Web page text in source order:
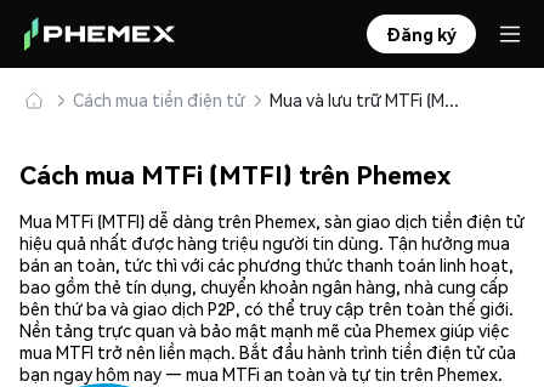
Đăng ký
Cách mua tiền điện tử Mua và lưu trữ MTFi (MTFI) an toàn
Cách mua MTFi (MTFI) trên Phemex
Mua MTFi (MTFI) dễ dàng trên Phemex, sàn giao dịch tiền điện tử
hiệu quả nhất được hàng triệu người tin dùng. Tận hưởng mua
bán an toàn, tức thì với các phương thức thanh toán linh hoạt,
bao gồm thẻ tín dụng, chuyển khoản ngân hàng, nhà cung cấp
bên thứ ba và giao dịch P2P, có thể truy cập trên toàn thế giới.
Nền tảng trực quan và bảo mật mạnh mẽ của Phemex giúp việc
mua MTFI trở nên liền mạch. Bắt đầu hành trình tiền điện tử của
bạn ngay hôm nay — mua MTFi an toàn và tự tin trên Phemex.